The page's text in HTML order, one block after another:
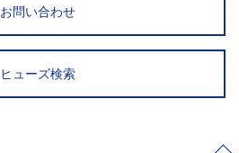
お問い合わせ
ヒューズ検索